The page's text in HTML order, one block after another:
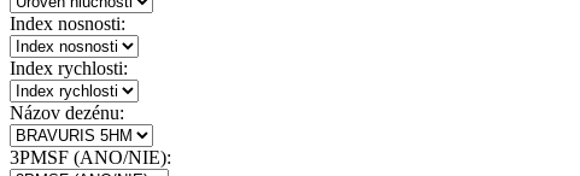
Index nosnosti:
Index rychlosti:
Názov dezénu:
3PMSF (ANO/NIE):